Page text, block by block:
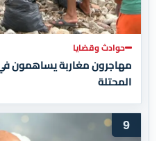
حوادث وقضايا
مهاجرون مغاربة يساهمون
المحتلة
9